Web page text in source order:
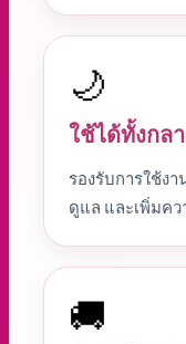
🌙
ใช้ได้ทั้งกล
รองรับการใช้ง
ดูแล และเพิ่มค
🚚